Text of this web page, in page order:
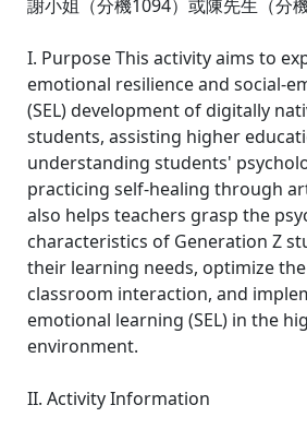
謝小姐（分機1094）或陳先生（分機
I. Purpose This activity aims to
emotional resilience and social-
(SEL) development of digitally
students, assisting higher
understanding students'
practicing self-healing through
also helps teachers grasp the
characteristics of Generation Z
their learning needs, optimize
classroom interaction, and
emotional learning (SEL) in the
environment.
II. Activity Information